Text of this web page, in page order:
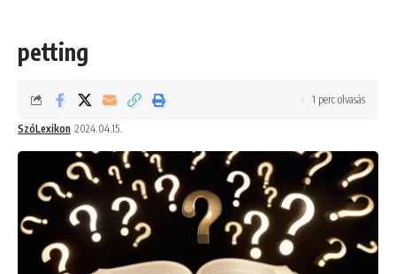
petting
SzóLexikon 2024.04.15.
1 perc olvasás